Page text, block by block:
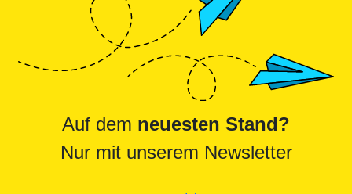
Auf dem neuesten Stand?
Nur mit unserem Newsletter